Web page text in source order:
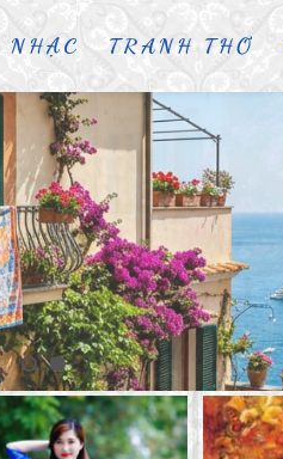
NHẠC TRANH THƠ